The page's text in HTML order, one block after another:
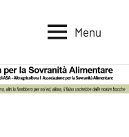
Menu